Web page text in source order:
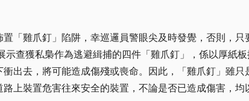
大難題。為了解決這項問題，廚餘回收再利用是必須要
理廠，進行堆肥化再利用處理。在這樣的合作關係下，
的支出和相關困難的排除。而台塑企業更計畫斥資上千
「雞爪釘」陷阱，幸巡邏員警眼尖及時發覺，否則，只
出去，將可能造成傷殘或喪命。因此，「雞爪釘」雖
上裝置危害往來安全的裝置，不論是否已造成傷害，均